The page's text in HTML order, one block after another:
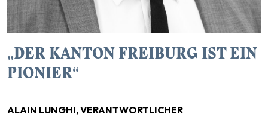
„DER KANTON FREIBURG IST EIN
PIONIER“
ALAIN LUNGHI, VERANTWORTLICHER